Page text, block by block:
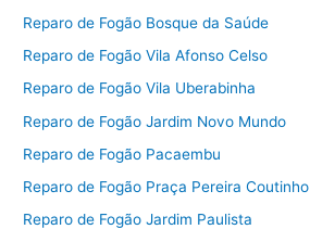
Reparo de Fogão Bosque da Saúde
Reparo de Fogão Vila Afonso Celso
Reparo de Fogão Vila Uberabinha
Reparo de Fogão Jardim Novo Mundo
Reparo de Fogão Pacaembu
Reparo de Fogão Praça Pereira Coutinho
Reparo de Fogão Jardim Paulista